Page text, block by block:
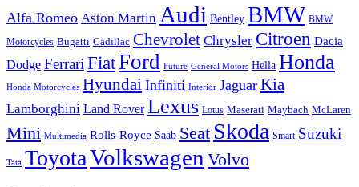
Alfa Romeo Aston Martin Audi Bentley BMW BMW
Motorcycles Bugatti Cadillac Chevrolet Chrysler Citroen Dacia
Dodge Ferrari FiatFord Future General Motors Hella Honda
Honda Motorcycles Hyundai Infiniti Interior Jaguar Kia
Lamborghini Land Rover Lexus Lotus Maserati Maybach McLaren
Mini Multimedia Rolls-Royce Saab Seat Skoda Smart Suzuki
Tata ToyotaVolkswagen Volvo